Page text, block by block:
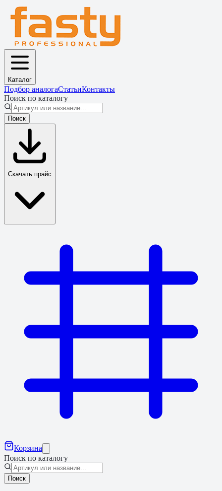
Каталог
Подбор аналогаСтатьиКонтакты
Поиск по каталогу
Поиск
Скачать прайс
Корзина
Поиск по каталогу
Поиск